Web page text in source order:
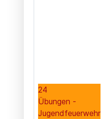
24
Übungen -
Jugendfeuerwehr